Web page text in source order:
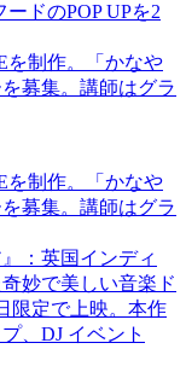
ドのPOP UPを2
を制作。「かなや
募集。講師はグラ
を制作。「かなや
募集。講師はグラ
：英国インディ
妙で美しい音楽ド
限定で上映。本作
、DJ イベント